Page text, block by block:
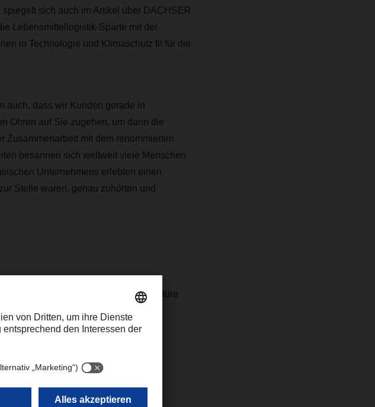
sich auch im Artikel über DACHSER
Lebensmittellogistik-Sparte mit der
in Technologie und Klimaschutz fit für die
auch, dass wir Kunden gerade in
Ohren auf Sie zugehen, um dann die
Zusammenarbeit mit dem renommierten
besannen sich weltweit viele Menschen
Unternehmens erlebten einen
Stelle waren, genau zuhörten und
Heft. Sie erhalten Ihr persönliches
Ihnen viel Freude bei der Lektüre